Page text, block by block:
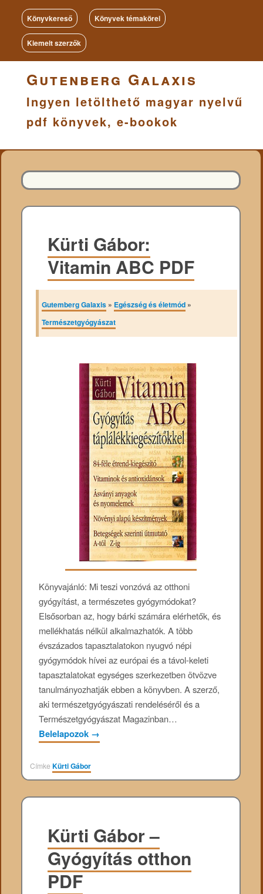
Könyvkereső Könyvek témakörei
Kiemelt szerzők
Gutenberg Galaxis
Ingyen letölthető magyar nyelvű
pdf könyvek, e-bookok
Kürti Gábor:
Vitamin ABC PDF
Gutemberg Galaxis » Egészség és életmód »
Természetgyógyászat
Könyvajánló: Mi teszi vonzóvá az otthoni
gyógyítást, a természetes gyógymódokat?
Elsősorban az, hogy bárki számára elérhetők, és
mellékhatás nélkül alkalmazhatók. A több
évszázados tapasztalatokon nyugvó népi
gyógymódok hívei az európai és a távol-keleti
tapasztalatokat egységes szerkezetben ötvözve
tanulmányozhatják ebben a könyvben. A szerző,
aki természetgyógyászati rendeléséről és a
Természetgyógyászat Magazinban…
Belelapozok →
CímkeKürti Gábor
Kürti Gábor –
Gyógyítás otthon
PDF